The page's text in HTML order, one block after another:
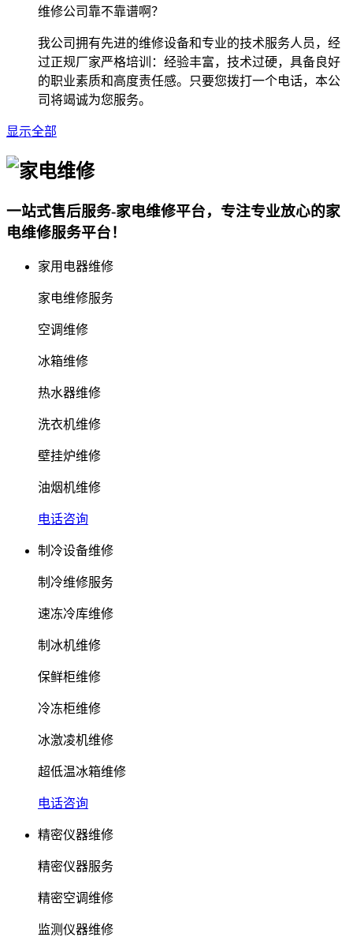
维修公司靠不靠谱啊？
我公司拥有先进的维修设备和专业的技术服务人员，经
过正规厂家严格培训：经验丰富，技术过硬，具备良好
的职业素质和高度责任感。只要您拨打一个电话，本公
司将竭诚为您服务。
显示全部
一站式售后服务-家电维修平台，专注专业放心的家
电维修服务平台！
家用电器维修
家电维修服务
空调维修
冰箱维修
热水器维修
洗衣机维修
壁挂炉维修
油烟机维修
电话咨询
制冷设备维修
制冷维修服务
速冻冷库维修
制冰机维修
保鲜柜维修
冷冻柜维修
冰激凌机维修
超低温冰箱维修
电话咨询
精密仪器维修
精密仪器服务
精密空调维修
监测仪器维修